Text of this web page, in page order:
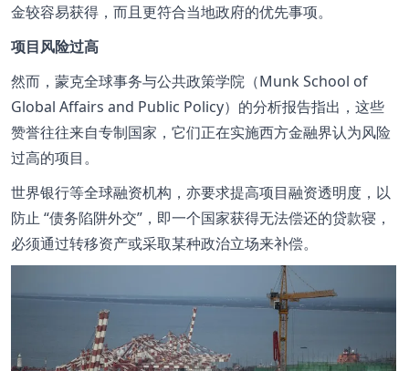
金较容易获得，而且更符合当地政府的优先事项。
项目风险过高
然而，蒙克全球事务与公共政策学院（Munk School of
Global Affairs and Public Policy）的分析报告指出，这些
赞誉往往来自专制国家，它们正在实施西方金融界认为风险
过高的项目。
世界银行等全球融资机构，亦要求提高项目融资透明度，以
防止 债务陷阱外交
，即一个国家获得无法偿还的贷款寝，
必须通过转移资产或采取某种政治立场来补偿。